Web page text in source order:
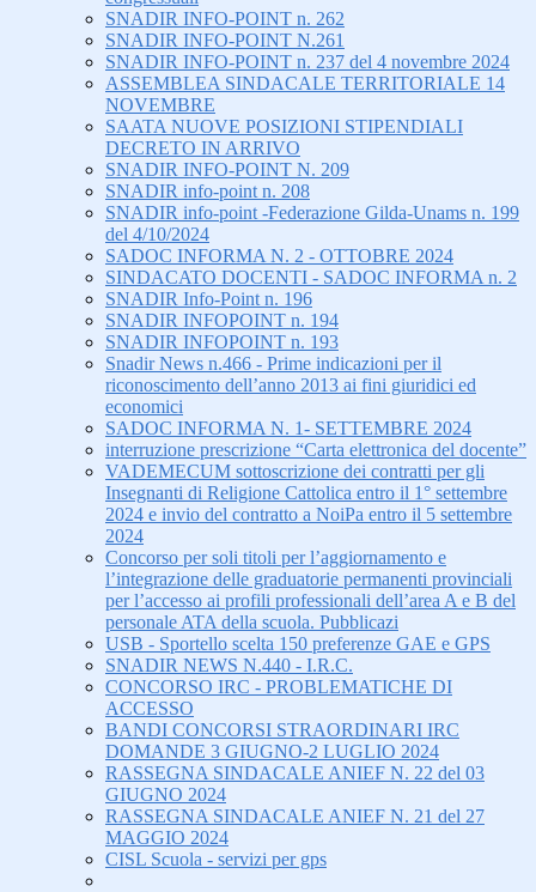
SNADIR INFO-POINT n. 262
SNADIR INFO-POINT N.261
SNADIR INFO-POINT n. 237 del 4 novembre 2024
ASSEMBLEA SINDACALE TERRITORIALE 14
NOVEMBRE
SAATA NUOVE POSIZIONI STIPENDIALI
DECRETO IN ARRIVO
SNADIR INFO-POINT N. 209
SNADIR info-point n. 208
SNADIR info-point -Federazione Gilda-Unams n. 199
del 4/10/2024
SADOC INFORMA N. 2 - OTTOBRE 2024
SINDACATO DOCENTI - SADOC INFORMA n. 2
SNADIR Info-Point n. 196
SNADIR INFOPOINT n. 194
SNADIR INFOPOINT n. 193
Snadir News n.466 - Prime indicazioni per il
riconoscimento dell’anno 2013 ai fini giuridici ed
economici
SADOC INFORMA N. 1- SETTEMBRE 2024
interruzione prescrizione “Carta elettronica del docente”
VADEMECUM sottoscrizione dei contratti per gli
Insegnanti di Religione Cattolica entro il 1° settembre
2024 e invio del contratto a NoiPa entro il 5 settembre
2024
Concorso per soli titoli per l’aggiornamento e
l’integrazione delle graduatorie permanenti provinciali
per l’accesso ai profili professionali dell’area A e B del
personale ATA della scuola. Pubblicazi
USB - Sportello scelta 150 preferenze GAE e GPS
SNADIR NEWS N.440 - I.R.C.
CONCORSO IRC - PROBLEMATICHE DI
ACCESSO
BANDI CONCORSI STRAORDINARI IRC
DOMANDE 3 GIUGNO-2 LUGLIO 2024
RASSEGNA SINDACALE ANIEF N. 22 del 03
GIUGNO 2024
RASSEGNA SINDACALE ANIEF N. 21 del 27
MAGGIO 2024
CISL Scuola - servizi per gps